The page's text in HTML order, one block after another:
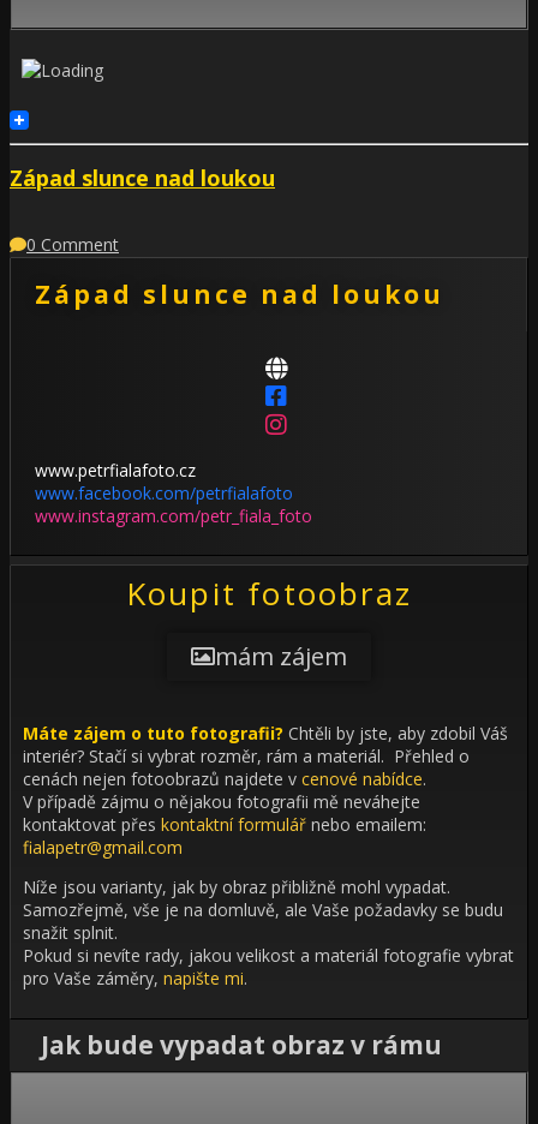
Západ slunce nad loukou
0 Comment
Západ slunce nad loukou
www.petrfialafoto.cz
www.facebook.com/petrfialafoto
www.instagram.com/petr_fiala_foto
Koupit fotoobraz
mám zájem
Máte zájem o tuto fotografii? Chtěli by jste, aby zdobil Váš
interiér? Stačí si vybrat rozměr, rám a materiál. Přehled o
cenách nejen fotoobrazů najdete v cenové nabídce.
V případě zájmu o nějakou fotografii mě neváhejte
kontaktovat přes kontaktní formulář nebo emailem:
fialapetr@gmail.com
Níže jsou varianty, jak by obraz přibližně mohl vypadat.
Samozřejmě, vše je na domluvě, ale Vaše požadavky se budu
snažit splnit.
Pokud si nevíte rady, jakou velikost a materiál fotografie vybrat
pro Vaše záměry, napište mi.
Jak bude vypadat obraz v rámu